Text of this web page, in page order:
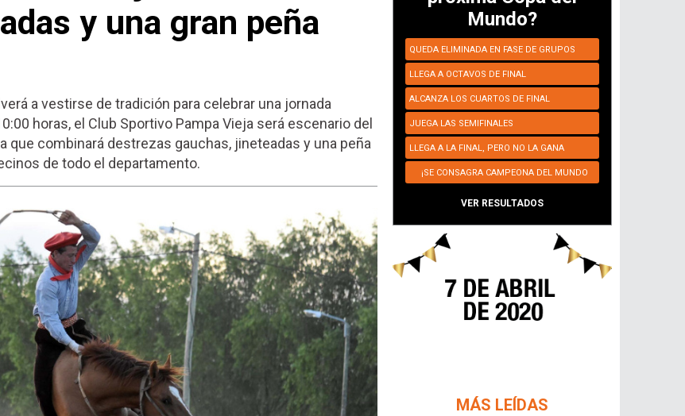
y una gran peña
a vestirse de tradición para celebrar una jornada
horas, el Club Sportivo Pampa Vieja será escenario del
que combinará destrezas gauchas, jineteadas y una peña
de todo el departamento.
Mundo?
QUEDA ELIMINADA EN FASE DE GRUPOS
LLEGA A OCTAVOS DE FINAL
ALCANZA LOS CUARTOS DE FINAL
JUEGA LAS SEMIFINALES
LLEGA A LA FINAL, PERO NO LA GANA
¡SE CONSAGRA CAMPEONA DEL MUNDO
VER RESULTADOS
MÁS LEÍDAS